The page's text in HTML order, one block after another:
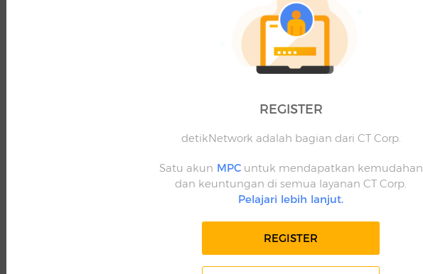
REGISTER
detikNetwork adalah bagian dari CT Corp.
Satu akun MPCuntuk mendapatkan kemudahan
dan keuntungan di semua layanan CT Corp.
Pelajari lebih lanjut.
REGISTER